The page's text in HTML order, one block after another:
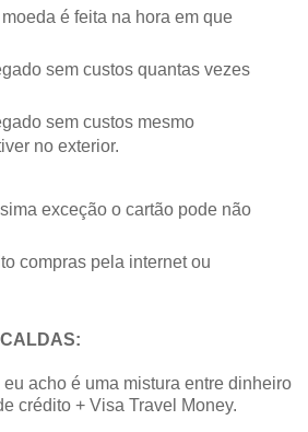
é feita na hora em que
sem custos quantas vezes
sem custos mesmo
no exterior.
exceção o cartão pode não
compras pela internet ou
acho é uma mistura entre dinheiro
crédito + Visa Travel Money.